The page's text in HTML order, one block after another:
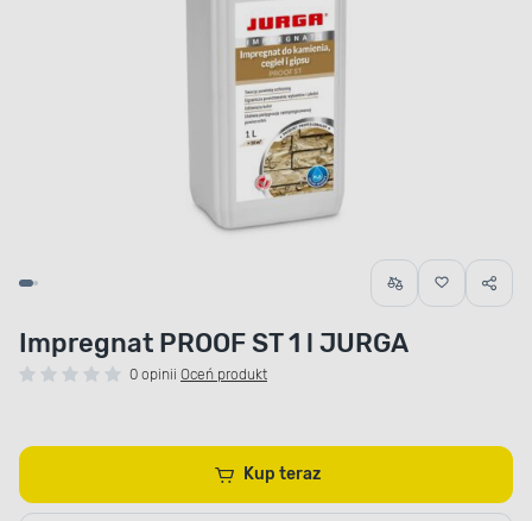
Impregnat PROOF ST 1 l JURGA
0 opinii Oceń produkt
Kup teraz